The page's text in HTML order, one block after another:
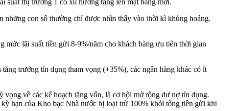
thị trường 1 có xu hướng tăng lên mặt bằng mới.
những con số thường chỉ được nhìn thấy vào thời kì khủng hoảng.
lãi suất tiền gửi 8-9%/năm cho khách hàng ưu tiên thời gian
trưởng tín dụng tham vọng (+35%), các ngân hàng khác có ít
về các kế hoạch tăng vốn, là cơ hội mở rộng dư nợ tín dụng.
hạn của Kho bạc Nhà nước bị loại trừ 100% khỏi tổng tiền gửi khi